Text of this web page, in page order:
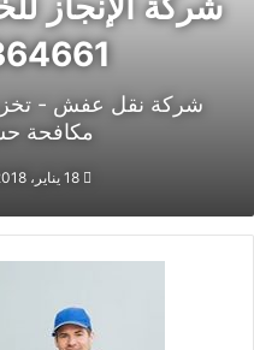
شركة نقل عفش -
مكافحة
18 يناير، 2018